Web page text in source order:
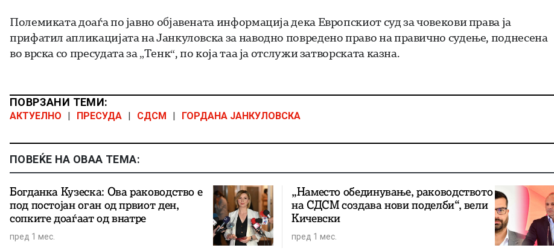
Полемиката доаѓа по јавно објавената информација дека Европскиот суд за човекови права ја
прифатил апликацијата на Јанкуловска за наводно повредено право на правично судење, поднесена
во врска со пресудата за „Тенк“, по која таа ја отслужи затворската казна.
ПОВРЗАНИ ТЕМИ:
АКТУЕЛНО ПРЕСУДА СДСМ ГОРДАНА ЈАНКУЛОВСКА
ПОВЕЌЕ НА ОВАА ТЕМА:
Богданка Кузеска: Ова раководство е
под постојан оган од првиот ден,
сопките доаѓаат од внатре
пред 1 мес.
„Наместо обединување, раководството
на СДСМ создава нови поделби“, вели
Кичевски
пред 1 мес.